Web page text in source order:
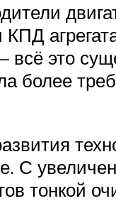
всё это
более
С
тонкой